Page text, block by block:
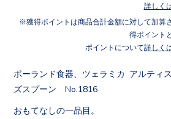
詳しく
獲得ポイントは商品合計金額に対して加算
得ポイント
ポイントについて詳しく
ポーランド食器、ツェラミカ アルティ
ズスプーン No.1816
おもてなしの一品目。